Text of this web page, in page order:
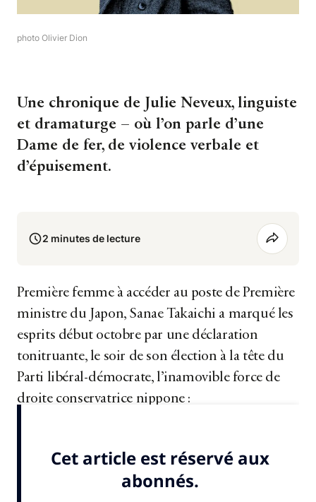
photo Olivier Dion
Une chronique de Julie Neveux, linguiste
et dramaturge – où l’on parle d’une
Dame de fer, de violence verbale et
d’épuisement.
2 minutes de lecture
Première femme à accéder au poste de Première
ministre du Japon, Sanae Takaichi a marqué les
esprits début octobre par une déclaration
tonitruante, le soir de son élection à la tête du
Parti libéral-démocrate, l’inamovible force de
droite conservatrice nippone :